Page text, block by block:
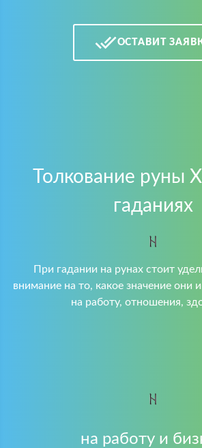
ОСТАВИТ
Толкование руны
гаданиях
При гадании на рунах стоит
внимание на то, какое значение они
на работу, отношения,
на работу и